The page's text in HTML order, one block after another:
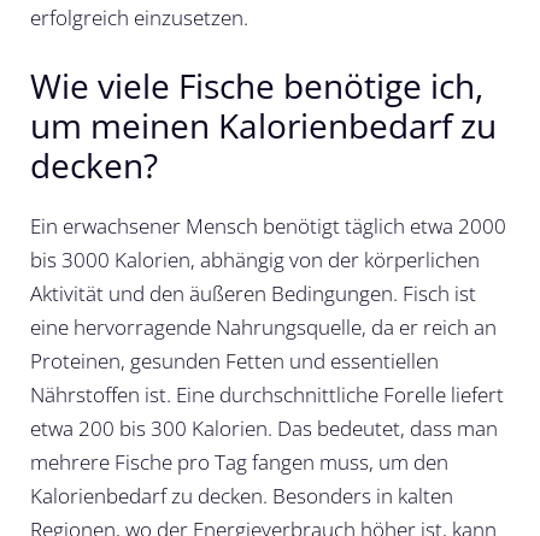
erfolgreich einzusetzen.
Wie viele Fische benötige ich,
um meinen Kalorienbedarf zu
decken?
Ein erwachsener Mensch benötigt täglich etwa 2000
bis 3000 Kalorien, abhängig von der körperlichen
Aktivität und den äußeren Bedingungen. Fisch ist
eine hervorragende Nahrungsquelle, da er reich an
Proteinen, gesunden Fetten und essentiellen
Nährstoffen ist. Eine durchschnittliche Forelle liefert
etwa 200 bis 300 Kalorien. Das bedeutet, dass man
mehrere Fische pro Tag fangen muss, um den
Kalorienbedarf zu decken. Besonders in kalten
Regionen, wo der Energieverbrauch höher ist, kann